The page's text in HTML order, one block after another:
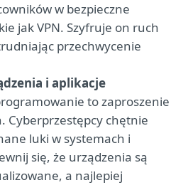
w bezpieczne
jak VPN. Szyfruje on ruch
przechwycenie
i aplikacje
to zaproszenie
Cyberprzestępcy chętnie
luki w systemach i
się, że urządzenia są
a najlepiej